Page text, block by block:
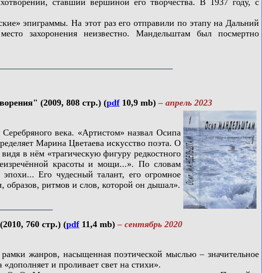
эпиграммы. На этот раз его отправили по этапу на Дальний
захоронения неизвестно. Мандельштам был посмертно
(2009, 808 стр.) (pdf10,9 mb)– апрель 2023
века. «Артистом» назвал Осипа
Марина Цветаева искусство поэта. О
в нём «трагическую фигуру редкостного
красоты и мощи...». По словам
Его чудесный талант, его огромное
образов, ритмов и слов, которой он дышал».
760 стр.) (pdf11,4 mb)– сентябрь 2020
жанров, насыщенная поэтической мыслью – значительное
и проливает свет на стихи».